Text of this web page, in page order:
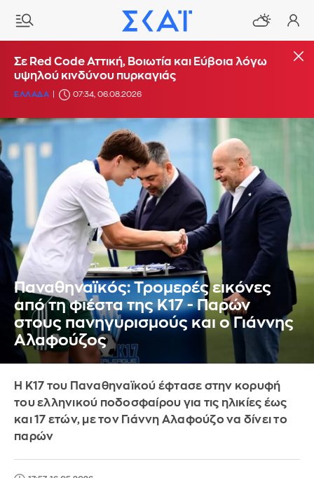
Σε Red Code Αττική, Βοιωτία και Εύβοια λόγω
υψηλού κινδύνου πυρκαγιάς
ΕΛΛΑΔΑ 07:34, 06.08.2026
Παναθηναϊκός: Τρομερές εικόνες
από τη φιέστα της Κ17 - Παρών
στους πανηγυρισμούς και ο Γιάννης
Αλαφούζος
Η Κ17 του Παναθηναϊκού έφτασε στην κορυφή
του ελληνικού ποδοσφαίρου για τις ηλικίες έως
και 17 ετών, με τον Γιάννη Αλαφούζο να δίνει το
παρών